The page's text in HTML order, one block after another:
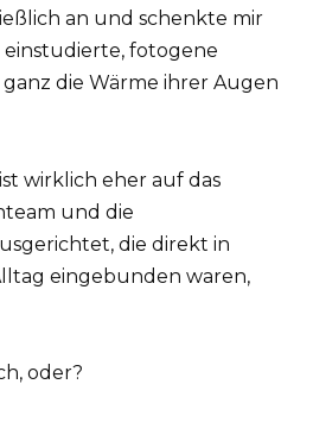
an und schenkte mir
einstudierte, fotogene
ganz die Wärme ihrer Augen
wirklich eher auf das
und die
die direkt in
eingebunden waren,
oder?